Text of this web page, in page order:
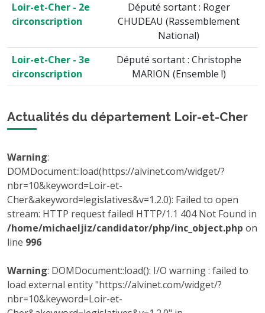
Loir-et-Cher - 2e
circonscription
Député sortant : Roger
CHUDEAU (Rassemblement
National)
Loir-et-Cher - 3e
circonscription
Député sortant : Christophe
MARION (Ensemble !)
Actualités du département Loir-et-Cher
Warning:
DOMDocument::load(https://alvinet.com/widget/?
nbr=10&keyword=Loir-et-
Cher&akeyword=legislatives&v=1.2.0): Failed to open
stream: HTTP request failed! HTTP/1.1 404 Not Found in
/home/michaeljiz/candidator/php/inc_object.php on
line 996
Warning: DOMDocument::load(): I/O warning : failed to
load external entity "https://alvinet.com/widget/?
nbr=10&keyword=Loir-et-